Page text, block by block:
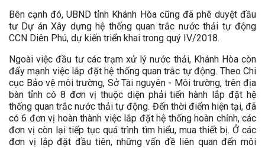
Bên cạnh đó, UBND tỉnh Khánh Hòa cũng đã phê duyệt đầu
tư Dự án Xây dựng hệ thống quan trắc nước thải tự động
CCN Diên Phú, dự kiến triển khai trong quý IV/2018.
Ngoài việc đầu tư các trạm xử lý nước thải, Khánh Hòa còn
đẩy mạnh việc lắp đặt hệ thống quan trắc tự động. Theo Chi
cục Bảo vệ môi trường, Sở Tài nguyên - Môi trường, trên địa
bàn tỉnh có 8 đơn vị thuộc diện phải tiến hành lắp đặt hệ
thống quan trắc nước thải tự động. Đến thời điểm hiện tại, đã
có 6 đơn vị hoàn thành việc lắp đặt hệ thống hoàn chỉnh, các
đơn vị còn lại tiếp tục quá trình tìm hiểu, mua thiết bị. Ở các
đơn vị lắp đặt đầu tiên, những vấn đề liên quan đến môi